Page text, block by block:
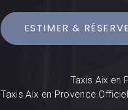
ESTIMER &
Taxis Aix en
Taxis Aix en Provence